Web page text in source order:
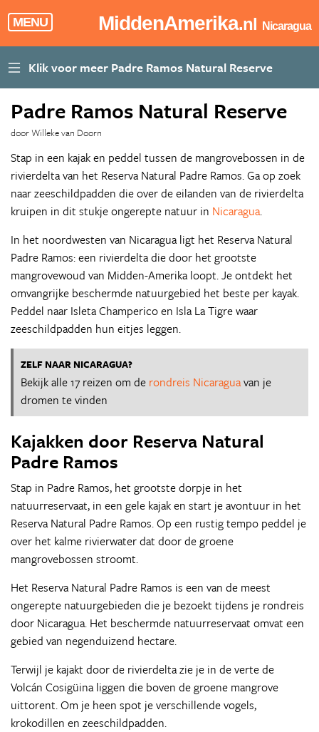
MENU MiddenAmerika.nl Nicaragua
Padre Ramos Natural Reserve
door Willeke van Doorn
Stap in een kajak en peddel tussen de mangrovebossen in de
rivierdelta van het Reserva Natural Padre Ramos. Ga op zoek
naar zeeschildpadden die over de eilanden van de rivierdelta
kruipen in dit stukje ongerepte natuur in Nicaragua.
In het noordwesten van Nicaragua ligt het Reserva Natural
Padre Ramos: een rivierdelta die door het grootste
mangrovewoud van Midden-Amerika loopt. Je ontdekt het
omvangrijke beschermde natuurgebied het beste per kayak.
Peddel naar Isleta Champerico en Isla La Tigre waar
zeeschildpadden hun eitjes leggen.
ZELF NAAR NICARAGUA?
Bekijk alle 17 reizen om de rondreis Nicaraguavan je
dromen te vinden
Kajakken door Reserva Natural
Padre Ramos
Stap in Padre Ramos, het grootste dorpje in het
natuurreservaat, in een gele kajak en start je avontuur in het
Reserva Natural Padre Ramos. Op een rustig tempo peddel je
over het kalme rivierwater dat door de groene
mangrovebossen stroomt.
Het Reserva Natural Padre Ramos is een van de meest
ongerepte natuurgebieden die je bezoekt tijdens je rondreis
door Nicaragua. Het beschermde natuurreservaat omvat een
gebied van negenduizend hectare.
Terwijl je kajakt door de rivierdelta zie je in de verte de
Volcán Cosigüina liggen die boven de groene mangrove
uittorent. Om je heen spot je verschillende vogels,
krokodillen en zeeschildpadden.